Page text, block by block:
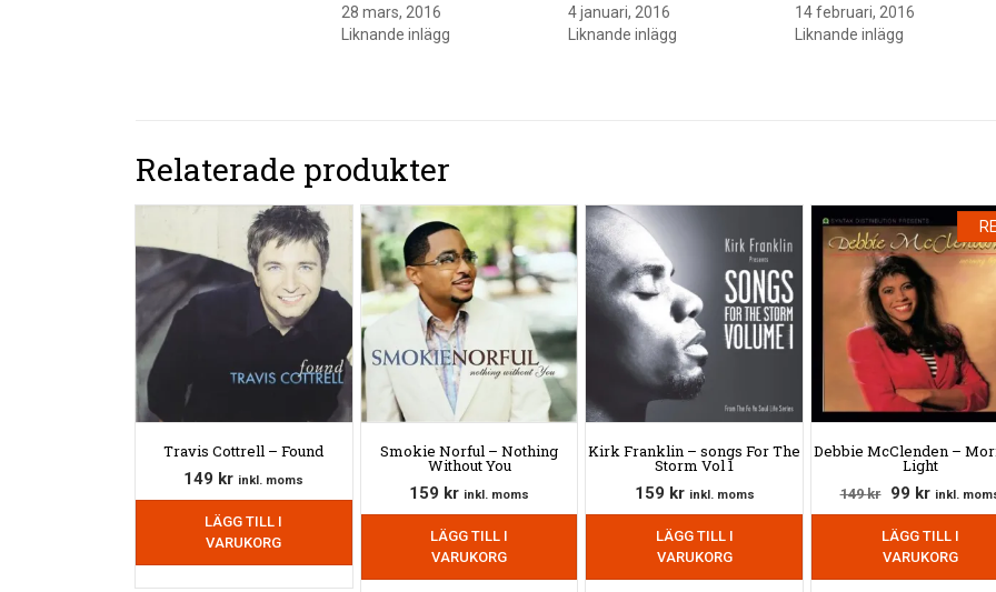
28 mars, 2016
Liknande inlägg
4 januari, 2016
Liknande inlägg
14 februari, 2016
Liknande inlägg
Relaterade produkter
Travis Cottrell – Found
149 kr inkl. moms
LÄGG TILL I
VARUKORG
Smokie Norful – Nothing
Without You
159 kr inkl. moms
LÄGG TILL I
VARUKORG
Kirk Franklin – songs For The
Storm Vol 1
159 kr inkl. moms
LÄGG TILL I
VARUKORG
Debbie McClenden –
Light
149kr
Det
ursprungliga
priset
var:
99 krDet
priset
är:
inkl.
LÄGG TILL I
VARUKORG